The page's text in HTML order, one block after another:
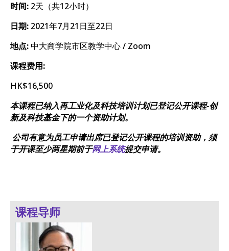
时间: 2天（共12小时）
日期: 2021年7月21日至22日
地点:中大商学院市区教学中心 / Zoom
课程费用:
HK$16,500
本课程已纳入再工业化及科技培训计划已登记公开课程-创
新及科技基金下的一个资助计划。
公司有意为员工申请出席已登记公开课程的培训资助，须
于开课至少两星期前于网上系统提交申请。
课程导师